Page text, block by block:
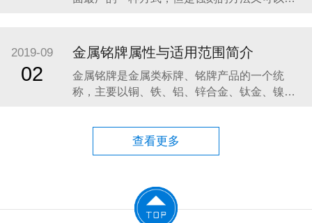
化学溶液，经由化学反应以达到蚀刻的目的，
化学蚀刻机是将材料用化学反应或物理撞击作
用而移除的技术。电蚀刻技术也称为机器
2019-09
02
金属铭牌属性与适用范围简介
金属铭牌是金属类标牌、铭牌产品的一个统
称，主要以铜、铁、铝、锌合金、钛金、镍、
制作而成。下面给大家介绍几种金属标牌属性
及适用范围： 一.铝标牌具有极好的精美性：铝
样化，容易着色
查看更多